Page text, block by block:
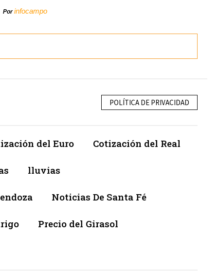
Porinfocampo
POLÍTICA DE PRIVACIDAD
del Euro Cotización del Real
lluvias
Noticias De Santa Fé
Precio del Girasol